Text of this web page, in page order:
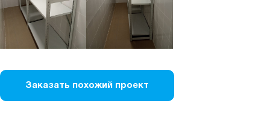
Заказать похожий проект